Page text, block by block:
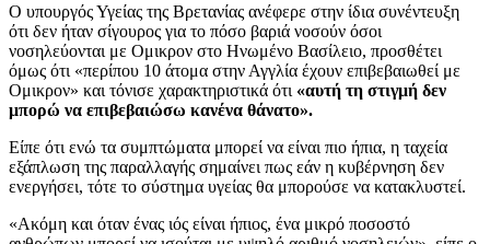
Ο υπουργός Υγείας της Βρετανίας ανέφερε στην ίδια συνέντευξη
ότι δεν ήταν σίγουρος για το πόσο βαριά νοσούν όσοι
νοσηλεύονται με Ομικρον στο Ηνωμένο Βασίλειο, προσθέτει
όμως ότι «περίπου 10 άτομα στην Αγγλία έχουν επιβεβαιωθεί με
Ομικρον» και τόνισε χαρακτηριστικά ότι «αυτή τη στιγμή δεν
μπορώ να επιβεβαιώσω κανένα θάνατο».
Είπε ότι ενώ τα συμπτώματα μπορεί να είναι πιο ήπια, η ταχεία
εξάπλωση της παραλλαγής σημαίνει πως εάν η κυβέρνηση δεν
ενεργήσει, τότε το σύστημα υγείας θα μπορούσε να κατακλυστεί.
«Ακόμη και όταν ένας ιός είναι ήπιος, ένα μικρό ποσοστό